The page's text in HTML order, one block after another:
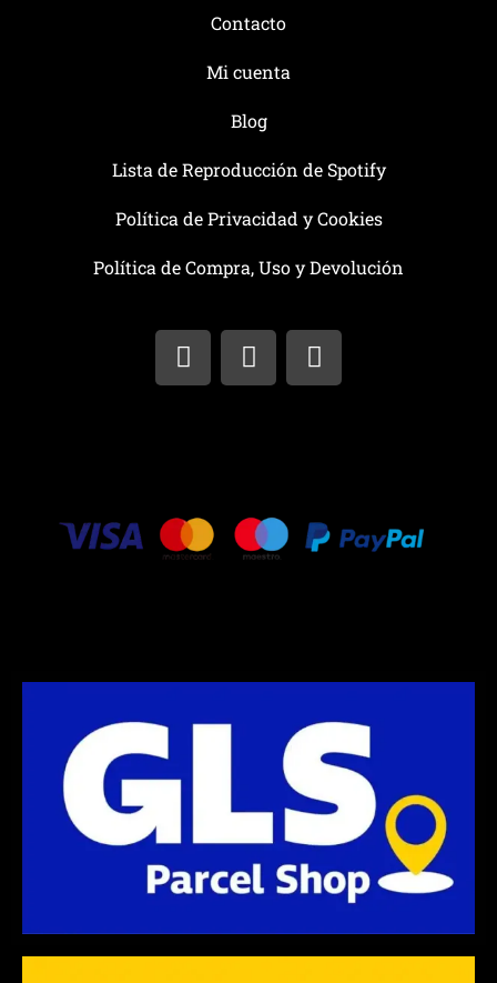
Contacto
Mi cuenta
Blog
Lista de Reproducción de Spotify
Política de Privacidad y Cookies
Política de Compra, Uso y Devolución
I
n
s
a
m
T
w
i
r
F
a
c
k